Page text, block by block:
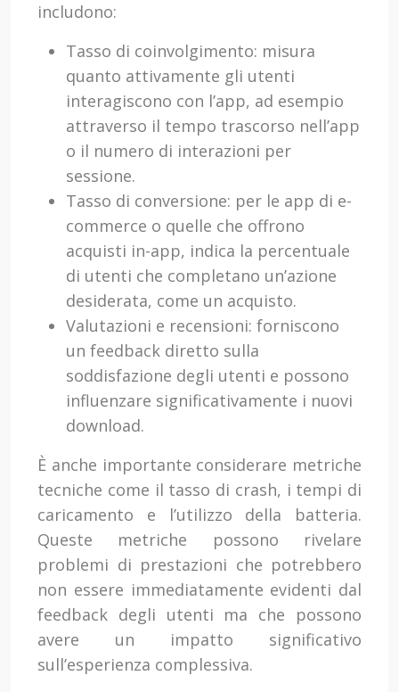
includono:
Tasso di coinvolgimento: misura
quanto attivamente gli utenti
interagiscono con l’app, ad esempio
attraverso il tempo trascorso nell’app
o il numero di interazioni per
sessione.
Tasso di conversione: per le app di e-
commerce o quelle che offrono
acquisti in-app, indica la percentuale
di utenti che completano un’azione
desiderata, come un acquisto.
Valutazioni e recensioni: forniscono
un feedback diretto sulla
soddisfazione degli utenti e possono
influenzare significativamente i nuovi
download.
È anche importante considerare metriche
tecniche come il tasso di crash, i tempi di
caricamento e l’utilizzo della batteria.
Queste metriche possono rivelare
problemi di prestazioni che potrebbero
non essere immediatamente evidenti dal
feedback degli utenti ma che possono
avere un impatto significativo
sull’esperienza complessiva.